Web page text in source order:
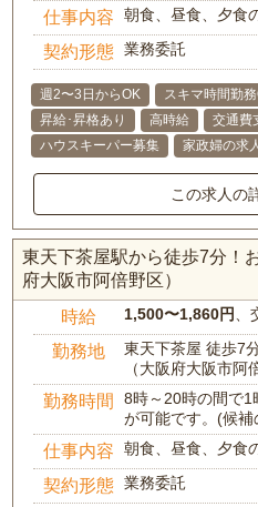
仕事内容 朝食、昼食、夕食
契約形態 業務委託
週2〜3日からOK スキマ時間勤
昇給･昇格あり
高時給 交通費
ハウスキーパー募集
家政婦の求
この求人の
東天下茶屋駅から徒歩7分！
府大阪市阿倍野区）
時給 1,500〜1,860円
勤務地
東天下茶屋 徒歩7
（大阪府大阪市阿
勤務時間
8時～20時の間で1
が可能です。(候
仕事内容 朝食、昼食、夕食
契約形態 業務委託